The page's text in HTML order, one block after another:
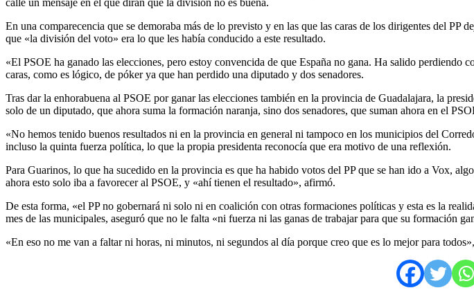
En una comparecencia que se demoraba más de lo previsto y en las que las caras de los dirigentes del
que «la división del voto» era lo que les había conducido a este resultado.
«El PSOE ha ganado las elecciones, pero estoy convencida de que España no gana. Ha salido
caras, como es lógico, de póker ya que han perdido una diputado y dos senadores.
Tras dar la enhorabuena al PSOE por ganar las elecciones también en la provincia de Guadalajara, la
solo de un diputado, que ahora suma la formación naranja, sino dos senadores, que suman ahora en el
«No hemos tenido buenos resultados ni en la provincia en general ni tampoco en los municipios del
incluso la quinta fuerza política, lo que la propia presidenta reconocía que era motivo de una reflexión.
Para Guarinos, lo que ha sucedido en la provincia es que ha habido votos del PP que se han ido a Vox,
ahora esto solo iba a favorecer al PSOE, y «ahí tienen el resultado», afirmó.
De esta forma, «el PP no gobernará ni solo ni en coalición con otras formaciones políticas y esta es la
mes de las municipales, aseguró que no le falta «ni fuerza ni las ganas de trabajar para que su formación
«En eso no me van a faltar ni horas, ni minutos, ni segundos al día porque creo que es lo mejor para